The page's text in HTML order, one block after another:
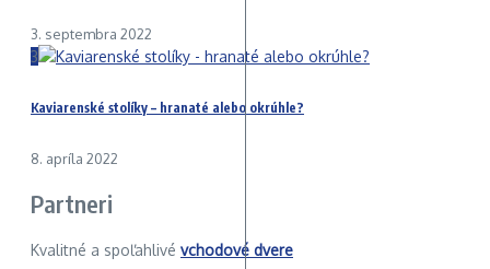
3. septembra 2022
3
Kaviarenské stolíky – hranaté alebo okrúhle?
8. apríla 2022
Partneri
Kvalitné a spoľahlivé vchodové dvere